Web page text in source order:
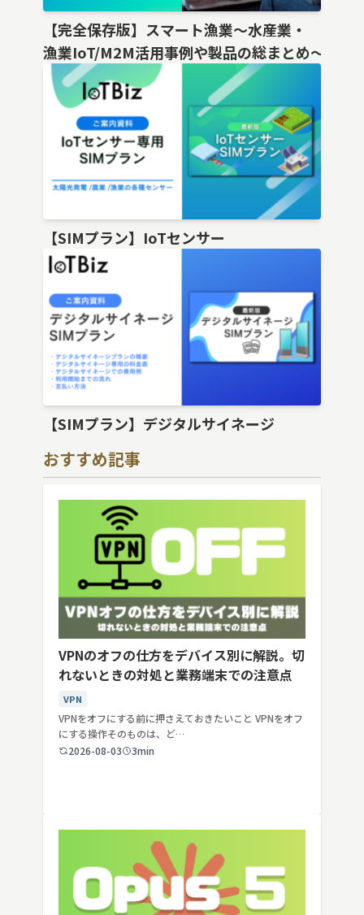
【完全保存版】スマート漁業〜水産業・
漁業IoT/M2M活用事例や製品の総まとめ〜
【SIMプラン】IoTセンサー
【SIMプラン】デジタルサイネージ
おすすめ記事
VPNのオフの仕方をデバイス別に解説。切
れないときの対処と業務端末での注意点
VPN
VPNをオフにする前に押さえておきたいこと VPNをオフ
にする操作そのものは、ど…
2026-08-03
3min